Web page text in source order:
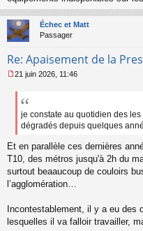
l
u
Échec et Matt
Passager
Re: Apaisement de la
e
g
e
n
n
l
21 juin 2026, 11:46
je constate au quotidien des
dégradés depuis quelques
Et en parallèle ces dernières
T10, des métros jusqu'à 2h du
surtout beaaucoup de couloirs
l’agglomération…
Incontestablement, il y a eu des
lesquelles il va falloir travailler,